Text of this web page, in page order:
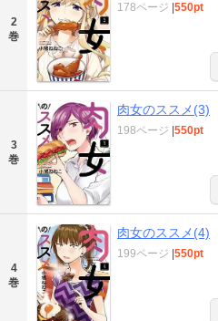
2
巻
178ページ 550pt
3
巻
肉女のススメ(3)
198ページ 550pt
4
巻
肉女のススメ(4)
199ページ 550pt